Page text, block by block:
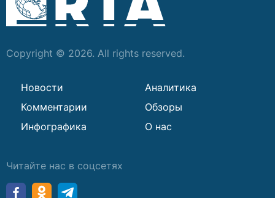
Copyright © 2026. All rights reserved.
Новости
Аналитика
Комментарии
Обзоры
Инфографика
О нас
Читайте нас в соцсетях